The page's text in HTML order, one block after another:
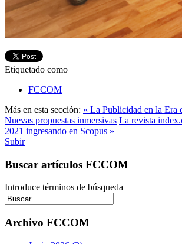
Etiquetado como
FCCOM
Más en esta sección: « La Publicidad en la Era
Nuevas propuestas inmersivas La revista
2021 ingresando en Scopus »
Subir
Buscar artículos FCCOM
Introduce términos de búsqueda
Archivo FCCOM